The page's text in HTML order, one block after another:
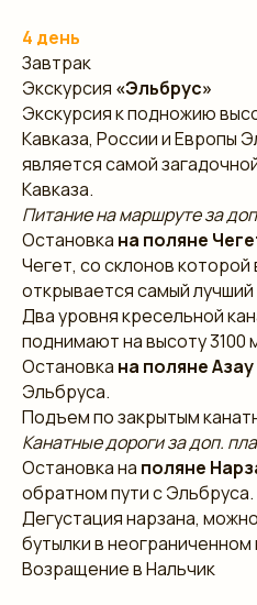
4 день
Завтрак
Экскурсия «Эльбрус»
Экскурсия к подножию
Кавказа, России и Европы
является самой
Кавказа.
Питание на маршруте за
Остановка на поляне
Чегет, со склонов которой
открывается самый
Два уровня кресельной
поднимают на высоту 3100
Остановка на поляне Азау
Эльбруса.
Подъем по закрытым
Канатные дороги за доп.
Остановка на поляне
обратном пути с Эльбруса.
Дегустация нарзана,
бутылки в
Возращение в Нальчик